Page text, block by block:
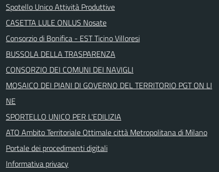
Spotello Unico Attività Produttive
CASETTA LULE ONLUS Nosate
Consorzio di Bonifica - EST Ticino Villoresi
BUSSOLA DELLA TRASPARENZA
CONSORZIO DEI COMUNI DEI NAVIGLI
MOSAICO DEI PIANI DI GOVERNO DEL TERRITORIO PGT ON LI
NE
SPORTELLO UNICO PER L'EDILIZIA
ATO Ambito Territoriale Ottimale città Metropolitana di Milano
Portale dei procedimenti digitali
Informativa privacy